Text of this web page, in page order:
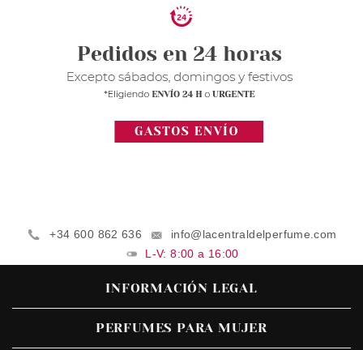
+34 600 862 636
info@lacentraldelperfume.com
L-V: 8:00 a 16:00
INFORMACIÓN LEGAL
PERFUMES PARA MUJER